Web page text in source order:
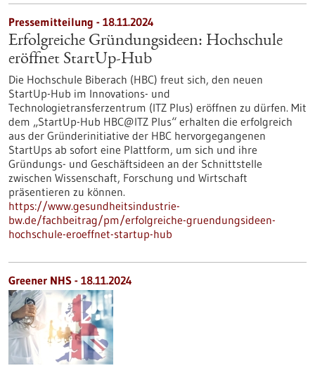
Pressemitteilung - 18.11.2024
Erfolgreiche Gründungsideen: Hochschule
eröffnet StartUp-Hub
Die Hochschule Biberach (HBC) freut sich, den neuen
StartUp-Hub im Innovations- und
Technologietransferzentrum (ITZ Plus) eröffnen zu dürfen. Mit
dem „StartUp-Hub HBC@ITZ Plus“ erhalten die erfolgreich
aus der Gründerinitiative der HBC hervorgegangenen
StartUps ab sofort eine Plattform, um sich und ihre
Gründungs- und Geschäftsideen an der Schnittstelle
zwischen Wissenschaft, Forschung und Wirtschaft
präsentieren zu können.
https://www.gesundheitsindustrie-
bw.de/fachbeitrag/pm/erfolgreiche-gruendungsideen-
hochschule-eroeffnet-startup-hub
Greener NHS - 18.11.2024